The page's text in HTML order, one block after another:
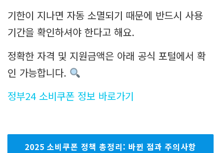
기한이 지나면 자동 소멸되기 때문에 반드시 사용
기간을 확인하셔야 한다고 해요.
정확한 자격 및 지원금액은 아래 공식 포털에서 확
인 가능합니다.
정부24 소비쿠폰 정보 바로가기
2025 소비쿠폰 정책 총정리: 바뀐 점과 주의사항